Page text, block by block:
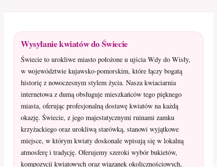
Wysyłanie kwiatów do Świecie
Świecie to urokliwe miasto położone u ujścia Wdy do Wisły,
w województwie kujawsko-pomorskim, które łączy bogatą
historię z nowoczesnym stylem życia. Nasza kwiaciarnia
internetowa z dumą obsługuje mieszkańców tego pięknego
miasta, oferując profesjonalną dostawę kwiatów na każdą
okazję. Świecie, z jego majestatycznymi ruinami zamku
krzyżackiego oraz urokliwą starówką, stanowi wyjątkowe
miejsce, w którym kwiaty doskonale wpisują się w lokalną
atmosferę i tradycję. Oferujemy szeroki wybór bukietów,
kompozycji kwiatowych oraz wiązanek okolicznościowych,